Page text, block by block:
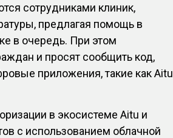
сотрудниками клиник,
предлагая помощь в
в очередь. При этом
и просят сообщить код,
приложения, такие как Aitu
в экосистеме Aitu и
с использованием облачной